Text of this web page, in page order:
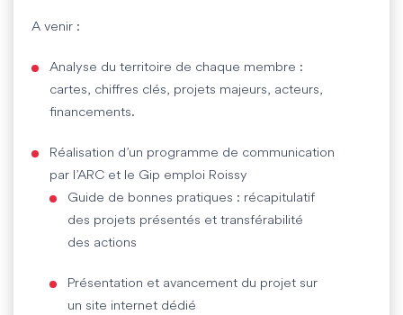
A venir :
Analyse du territoire de chaque membre :
cartes, chiffres clés, projets majeurs, acteurs,
financements.
Réalisation d’un programme de communication
par l’ARC et le Gip emploi Roissy
Guide de bonnes pratiques : récapitulatif
des projets présentés et transférabilité
des actions
Présentation et avancement du projet sur
un site internet dédié